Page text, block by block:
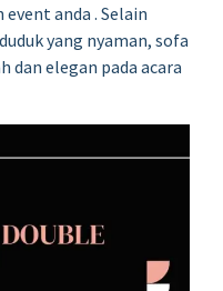
anda . Selain
yang nyaman, sofa
dan elegan pada acara